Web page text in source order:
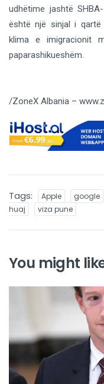
udhëtime jashtë
është një sinjal i qartë
klima e imigracionit
paparashikueshëm.
/ZoneX Albania –
Tags: Apple google
huaj
viza pune
You might